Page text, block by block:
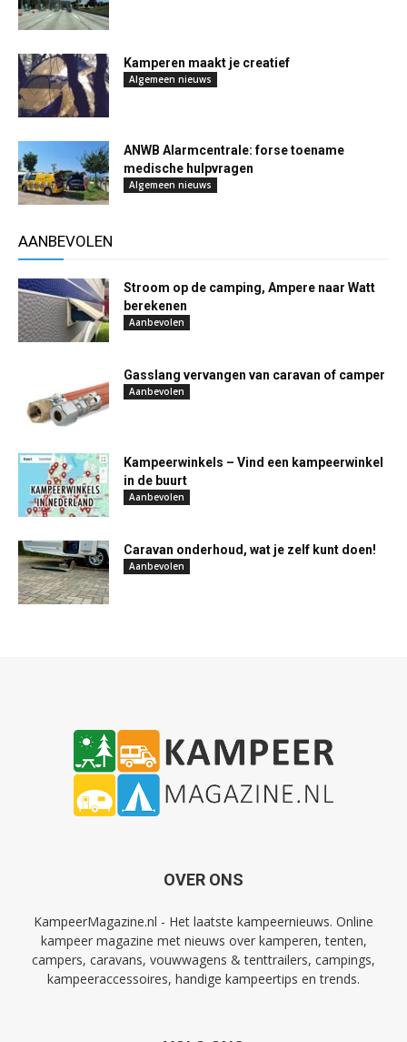
Kamperen maakt je creatief
Algemeen nieuws
ANWB Alarmcentrale: forse toename
medische hulpvragen
Algemeen nieuws
AANBEVOLEN
Stroom op de camping, Ampere naar Watt
berekenen
Aanbevolen
Gasslang vervangen van caravan of camper
Aanbevolen
Kampeerwinkels – Vind een kampeerwinkel
in de buurt
Aanbevolen
Caravan onderhoud, wat je zelf kunt doen!
Aanbevolen
OVER ONS
KampeerMagazine.nl - Het laatste kampeernieuws. Online
kampeer magazine met nieuws over kamperen, tenten,
campers, caravans, vouwwagens & tenttrailers, campings,
kampeeraccessoires, handige kampeertips en trends.